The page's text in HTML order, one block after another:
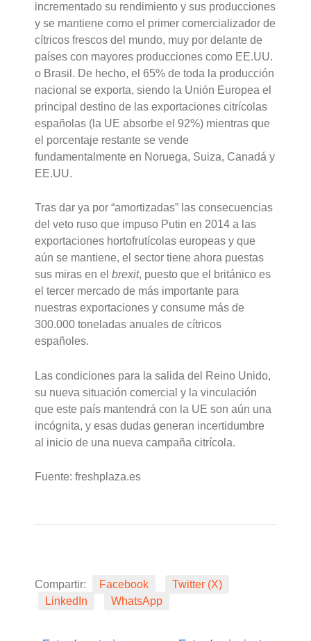
incrementado su rendimiento y sus producciones
y se mantiene como el primer comercializador de
cítricos frescos del mundo, muy por delante de
países con mayores producciones como EE.UU.
o Brasil. De hecho, el 65% de toda la producción
nacional se exporta, siendo la Unión Europea el
principal destino de las exportaciones citrícolas
españolas (la UE absorbe el 92%) mientras que
el porcentaje restante se vende
fundamentalmente en Noruega, Suiza, Canadá y
EE.UU.
Tras dar ya por “amortizadas” las consecuencias
del veto ruso que impuso Putin en 2014 a las
exportaciones hortofrutícolas europeas y que
aún se mantiene, el sector tiene ahora puestas
sus miras en elbrexit, puesto que el británico es
el tercer mercado de más importante para
nuestras exportaciones y consume más de
300.000 toneladas anuales de cítricos
españoles.
Las condiciones para la salida del Reino Unido,
su nueva situación comercial y la vinculación
que este país mantendrá con la UE son aún una
incógnita, y esas dudas generan incertidumbre
al inicio de una nueva campaña citrícola.
Fuente: freshplaza.es
Compartir: Facebook
Twitter (X)
LinkedIn
WhatsApp